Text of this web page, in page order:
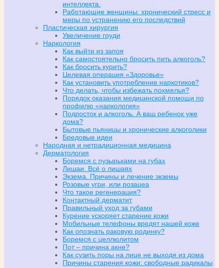
интеллекта.
Работающие женщины: хронический стресс и
меры по устранению его последствий
Пластическая хирургия
Увеличение груди
Наркология
Как выйти из запоя
Как самостоятельно бросить пить алкоголь?
Как бросить курить?
Целевая операция «Здоровье»
Как установить употребление наркотиков?
Что делать, чтобы избежать похмелья?
Порядок оказания медицинской помощи по
профилю «наркология»
Подросток и алкоголь. А ваш ребенок уже
дома?
Бытовые пьяницы и хронические алкоголики
Бредовые идеи
Народная и нетрадиционная медицина
Дерматология
Боремся с пузырьками на губах
Лишаи. Всё о лишаях
Экзема. Причины и лечение экземы
Розовые угри, или розацеа
Что такое регенерация?
Контактный дерматит
Правильный уход за губами
Курение ускоряет старение кожи
Мобильные телефоны вредят нашей коже
Как опознать раковую родинку?
Боремся с целлюлитом
Пот – причина акне?
Как сузить поры на лице не выходя из дома
Причины старения кожи: свободные радикалы